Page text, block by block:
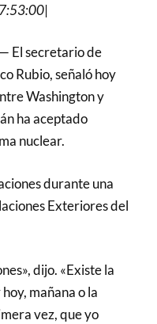
|
El secretario de
Rubio, señaló hoy
Washington y
ha aceptado
nuclear.
durante una
Exteriores del
dijo. «Existe la
mañana o la
vez, que yo